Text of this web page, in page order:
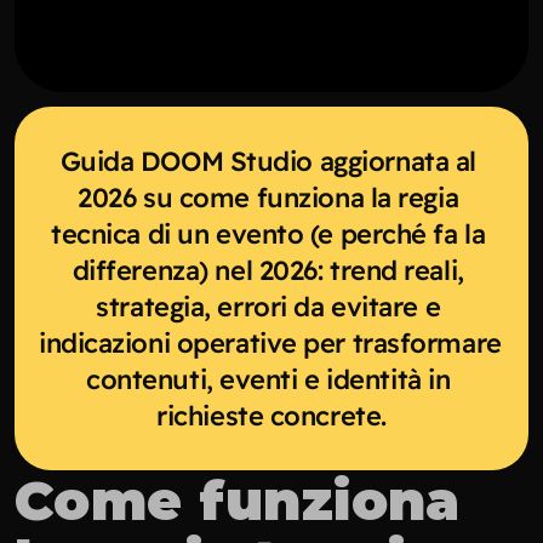
Guida DOOM Studio aggiornata al
2026 su come funziona la regia
tecnica di un evento (e perché fa la
differenza) nel 2026: trend reali,
strategia, errori da evitare e
indicazioni operative per trasformare
contenuti, eventi e identità in
richieste concrete.
Come funziona